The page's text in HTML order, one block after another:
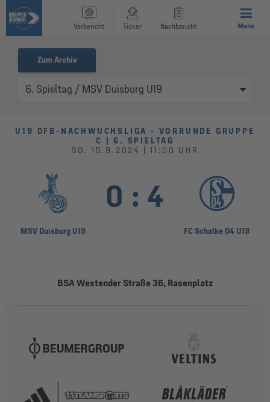
Vorbericht Ticker Nachbericht Menu
Zum Archiv
U19 DFB-NACHWUCHSLIGA - VORRUNDE GRUPPE
C | 6. SPIELTAG
SO. 15.9.2024 | 11:00 UHR
MSV Duisburg U19
0 : 4
FC Schalke 04 U19
BSA Westender Straße 36, Rasenplatz